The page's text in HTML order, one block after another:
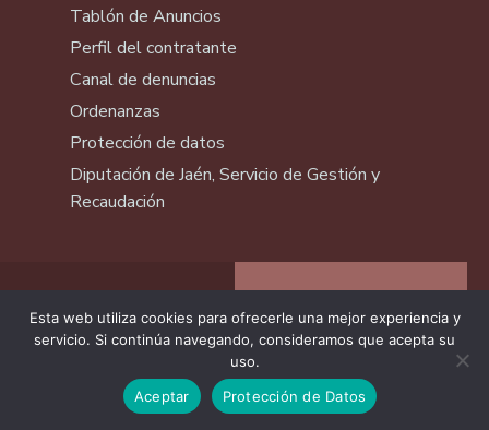
Tablón de Anuncios
Perfil del contratante
Canal de denuncias
Ordenanzas
Protección de datos
Diputación de Jaén, Servicio de Gestión y
Recaudación
Vive Segura. Conoce Segura. Disfruta
Esta web utiliza cookies para ofrecerle una mejor experiencia y
servicio. Si continúa navegando, consideramos que acepta su
uso.
Aceptar
Protección de Datos